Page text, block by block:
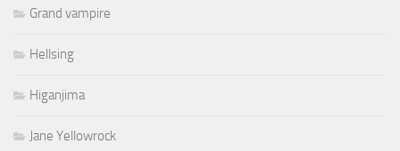
Grand vampire
Hellsing
Higanjima
Jane Yellowrock